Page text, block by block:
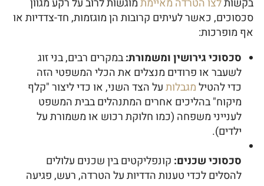
סכסוכים, כאשר לעיתים קרובות הן מוגזמות, חד-צדדיות או
אף מופרכות:
סכסוכי גירושין ומשמורת:במקרים רבים, בני זוג
לשעבר או פרודים מנצלים את הכלי המשפטי הזה
כדי להטילמגבלותעל הצד השני, או כדי ליצור "קלף
מיקוח" בהליכים אחרים המתנהלים בבית המשפט
לענייני משפחה (כמו חלוקת רכוש או משמורת על
ילדים).
סכסוכי שכנים: קונפליקטים בין שכנים עלולים
להסלים לכדי טענות הדדיות על הטרדה, רעש, פגיעה